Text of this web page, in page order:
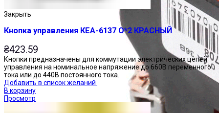
Закрыть
Кнопка управления КЕА-6137 О*2 КРАСНЫЙ
₴423.59
Кнопки предназначены для коммутации электрических цепей
управления на номинальное напряжение до 660В переменного
тока или до 440В постоянного тока.
Добавить в список желаний
В корзину
Просмотр